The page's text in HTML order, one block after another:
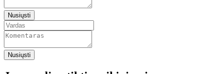
Nusiųsti
Nusiųsti